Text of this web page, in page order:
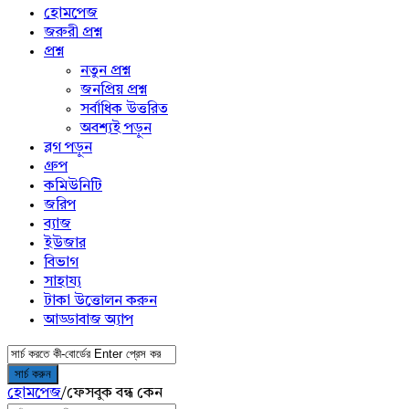
menu
হোমপেজ
জরুরী প্রশ্ন
প্রশ্ন
নতুন প্রশ্ন
জনপ্রিয় প্রশ্ন
সর্বাধিক উত্তরিত
অবশ্যই পড়ুন
ব্লগ পড়ুন
গ্রুপ
কমিউনিটি
জরিপ
ব্যাজ
ইউজার
বিভাগ
সাহায্য
টাকা উত্তোলন করুন
আড্ডাবাজ অ্যাপ
হোমপেজ/ফেসবুক বন্ধ কেন